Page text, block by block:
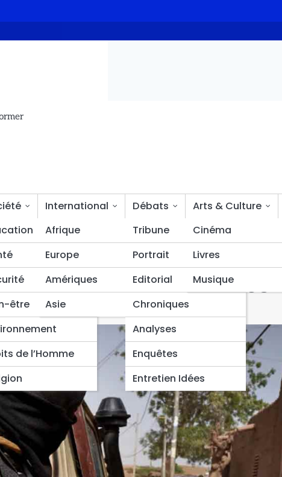
être
de l’Homme
International
Afrique
Europe
Amériques
Asie
Débats
Tribune
Portrait
Editorial
Chroniques
Analyses
Enquêtes
Entretien Idées
Arts & Culture
Cinéma
Livres
Musique
Sciences & découvertes Bien-être
FAMA et les terroristes fait 14 morts côté terroristes
FAMA et les terroristes